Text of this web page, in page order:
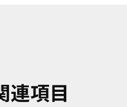
連項目